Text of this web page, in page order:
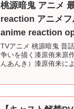
桃源暗鬼 アニメ
reaction アニメフ
anime reaction
TVアニメ 桃源暗鬼 昔
争いを描く漆原侑来原
んあんき）漆原侑来に